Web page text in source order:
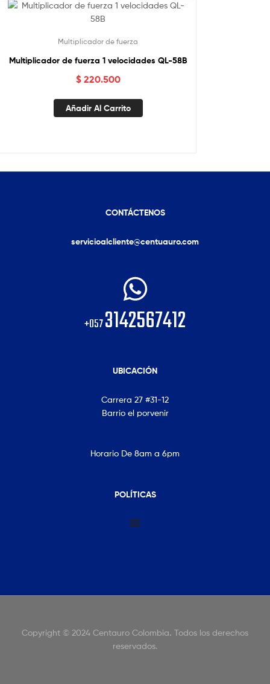
Multiplicador de fuerza
Multiplicador de fuerza 1 velocidades QL-58B
$220.500
Añadir Al Carrito
CONTÁCTENOS
servicioalcliente@centuauro.com
+0573142567412
UBICACIÓN
Carrera 27 #31-12
Barrio el porvenir
Horario De 8am a 6pm
POLÍTICAS
Copyright © 2024 Centauro Colombia. Todos los derechos
reservados.